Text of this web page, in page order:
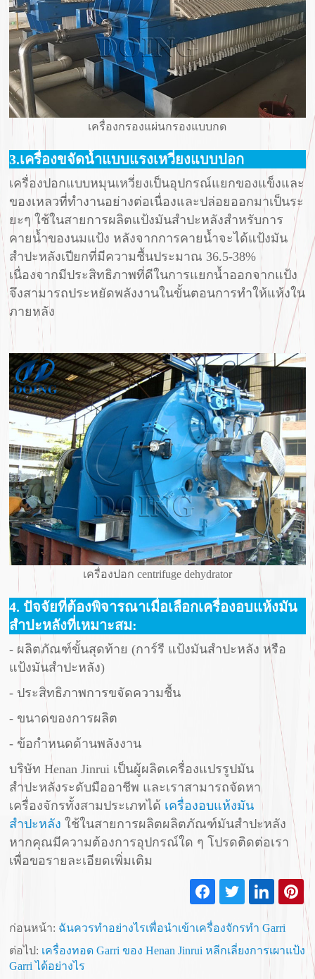
เครื่องกรองแผ่นกรองแบบกด
3.เครื่องขจัดน้ำแบบแรงเหวี่ยงแบบปอก
เครื่องปอกแบบหมุนเหวี่ยงเป็นอุปกรณ์แยกของแข็งและ
ของเหลวที่ทำงานอย่างต่อเนื่องและปล่อยออกมาเป็นระ
ยะๆ ใช้ในสายการผลิตแป้งมันสำปะหลังสำหรับการ
คายน้ำของนมแป้ง หลังจากการคายน้ำจะได้แป้งมัน
สำปะหลังเปียกที่มีความชื้นประมาณ 36.5-38%
เนื่องจากมีประสิทธิภาพที่ดีในการแยกน้ำออกจากแป้ง
จึงสามารถประหยัดพลังงานในขั้นตอนการทำให้แห้งใน
ภายหลัง
เครื่องปอก centrifuge dehydrator
4. ปัจจัยที่ต้องพิจารณาเมื่อเลือกเครื่องอบแห้งมัน
สำปะหลังที่เหมาะสม:
- ผลิตภัณฑ์ขั้นสุดท้าย (การ์รี แป้งมันสำปะหลัง หรือ
แป้งมันสำปะหลัง)
- ประสิทธิภาพการขจัดความชื้น
- ขนาดของการผลิต
- ข้อกำหนดด้านพลังงาน
บริษัท Henan Jinrui เป็นผู้ผลิตเครื่องแปรรูปมัน
สำปะหลังระดับมืออาชีพ และเราสามารถจัดหา
เครื่องจักรทั้งสามประเภทได้ เครื่องอบแห้งมัน
สำปะหลังใช้ในสายการผลิตผลิตภัณฑ์มันสำปะหลัง
หากคุณมีความต้องการอุปกรณ์ใด ๆ โปรดติดต่อเรา
เพื่อขอรายละเอียดเพิ่มเติม
ก่อนหน้า: ฉันควรทำอย่างไรเพื่อนำเข้าเครื่องจักรทำ Garri
ต่อไป: เครื่องทอด Garri ของ Henan Jinrui หลีกเลี่ยงการเผาแป้ง
Garri ได้อย่างไร